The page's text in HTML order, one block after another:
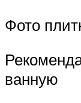
Фото
ванную